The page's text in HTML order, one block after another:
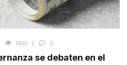
1661 0
se debaten en el